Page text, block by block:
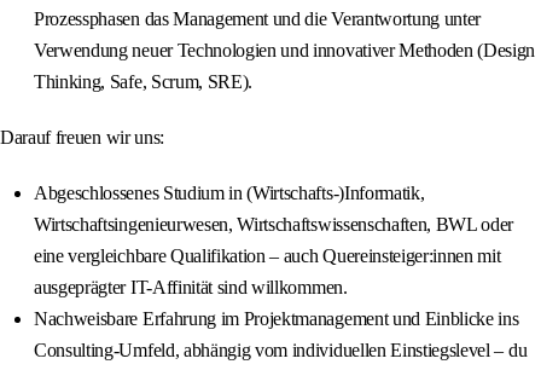
Prozessphasen das Management und die Verantwortung unter
Verwendung neuer Technologien und innovativer Methoden (Design
Thinking, Safe, Scrum, SRE).
Darauf freuen wir uns:
Abgeschlossenes Studium in (Wirtschafts-)Informatik,
Wirtschaftsingenieurwesen, Wirtschaftswissenschaften, BWL oder
eine vergleichbare Qualifikation – auch Quereinsteiger:innen mit
ausgeprägter IT-Affinität sind willkommen.
Nachweisbare Erfahrung im Projektmanagement und Einblicke ins
Consulting-Umfeld, abhängig vom individuellen Einstiegslevel – du